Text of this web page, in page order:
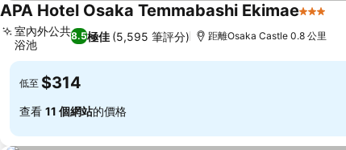
APA Hotel Osaka Temmabashi Ekimae3 星級
8.5極佳 (5,595 筆評分)
室內外公共
浴池
距離Osaka Castle 0.8 公里
低至 $314
查看 11 個網站的價格